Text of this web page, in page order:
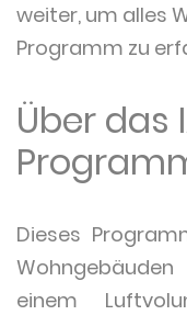
weiter, um alles
Programm zu
Über das
Dieses
einem